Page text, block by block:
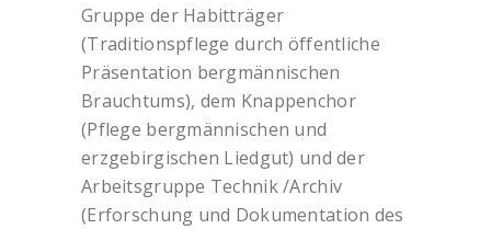
Gruppe der Habitträger
(Traditionspflege durch öffentliche
Präsentation bergmännischen
Brauchtums), dem Knappenchor
(Pflege bergmännischen und
erzgebirgischen Liedgut) und der
Arbeitsgruppe Technik /Archiv
(Erforschung und Dokumentation des